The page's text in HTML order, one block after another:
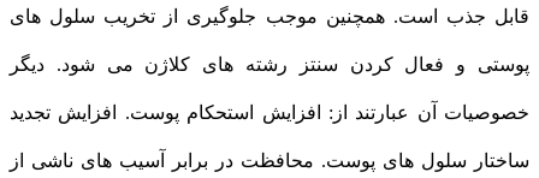
قابل جذب است. همچنین موجب جلوگیری از تخریب سلول های
پوستی و فعال کردن سنتز رشته های کلاژن می شود. دیگر
خصوصیات آن عبارتند از: افزایش استحکام پوست. افزایش تجدید
ساختار سلول های پوست. محافظت در برابر آسیب های ناشی از